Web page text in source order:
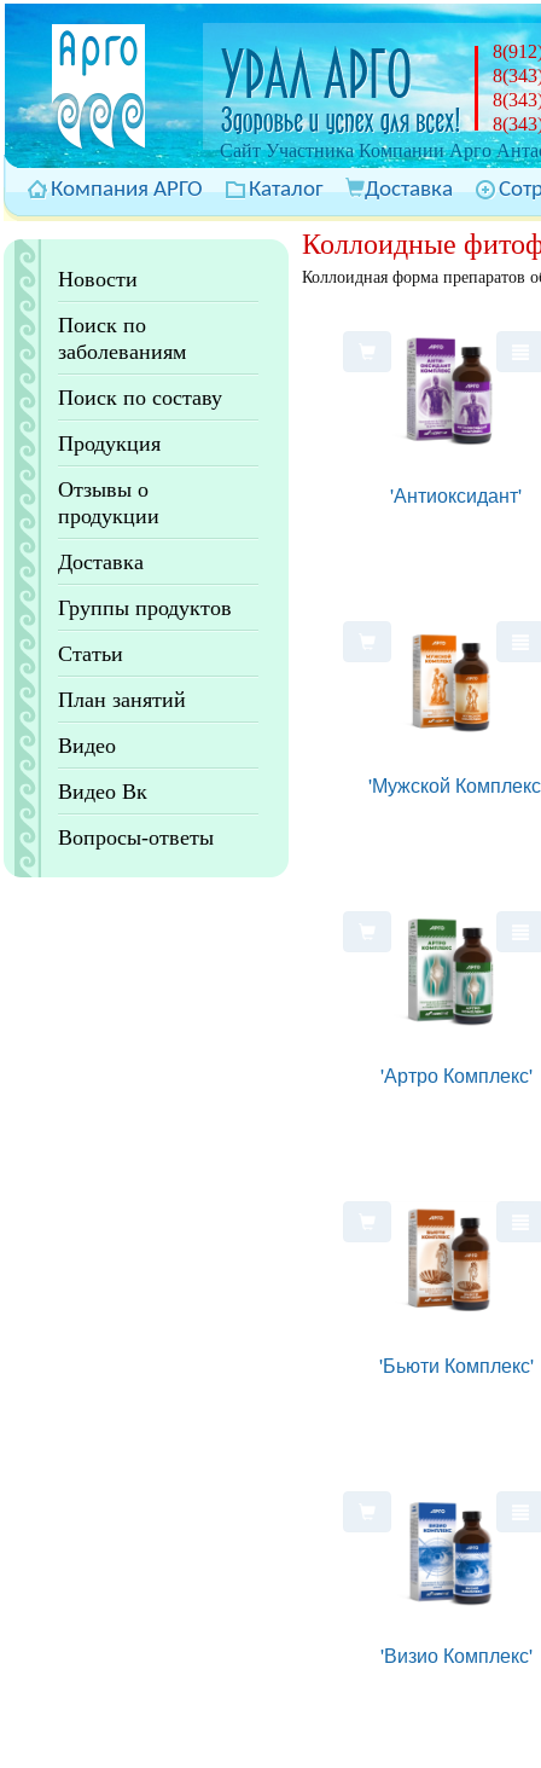
Cайт Участника Компании Арго
Компания АРГО Каталог Доставка
Новости
Поиск по
заболеваниям
Поиск по составу
Продукция
Отзывы о
продукции
Доставка
Группы продуктов
Статьи
План занятий
Видео
Видео Вк
Вопросы-ответы
Коллоидные
Коллоидная форма препаратов
'Антиоксидант'
'Мужской
'Артро Комплекс'
'Бьюти Комплекс'
'Визио Комплекс'